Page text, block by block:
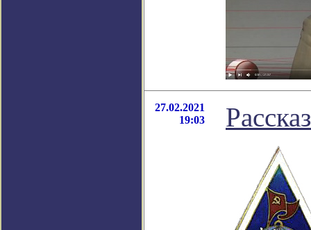
27.02.2021
19:03